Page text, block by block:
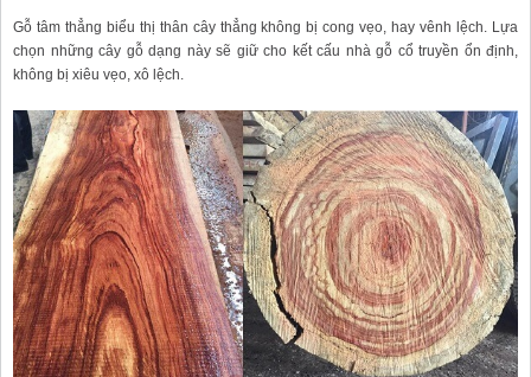
Gỗ tâm thẳng biểu thị thân cây thẳng không bị cong vẹo, hay vênh lệch. Lựa
chọn những cây gỗ dạng này sẽ giữ cho kết cấu nhà gỗ cổ truyền ổn định,
không bị xiêu vẹo, xô lệch.